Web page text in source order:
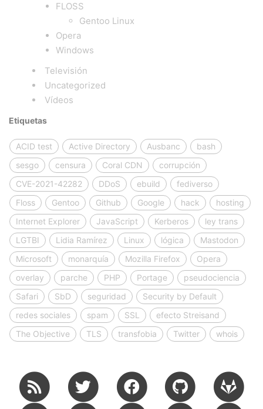
FLOSS
Gentoo Linux
Opera
Windows
Televisión
Uncategorized
Vídeos
Etiquetas
ACID test Active Directory Ausbanc
bash
sesgo
censura Coral CDN
corrupción
CVE-2021-42282
DDoS ebuild
fediverso
Floss
Gentoo Github Google hack
hosting
Internet Explorer
JavaScript Kerberos
ley trans
LGTBI
Lidia Ramírez Linux lógica
Mastodon
Microsoft
monarquía Mozilla Firefox
Opera
overlay
parche PHP Portage
pseudociencia
Safari
SbD seguridad
Security by Default
redes sociales
spam SSL
efecto Streisand
The Objective
TLS transfobia Twitter whois